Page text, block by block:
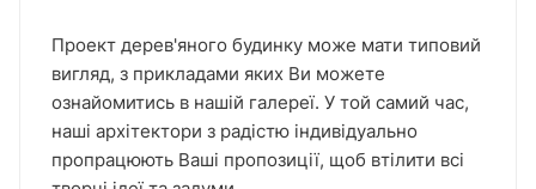
Проект дерев'яного будинку може мати типовий
вигляд, з прикладами яких Ви можете
ознайомитись в нашій галереї. У той самий час,
наші архітектори з радістю індивідуально
пропрацюють Ваші пропозиції, щоб втілити всі